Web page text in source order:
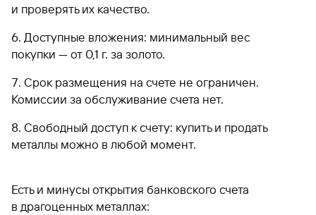
и проверять их качество.
Доступные вложения: минимальный вес
покупки — от 0,1 г. за золото.
Срок размещения на счете не ограничен.
Комиссии за обслуживание счета нет.
Свободный доступ к счету: купить и продать
металлы можно в любой момент.
Есть и минусы открытия банковского счета
в драгоценных металлах: